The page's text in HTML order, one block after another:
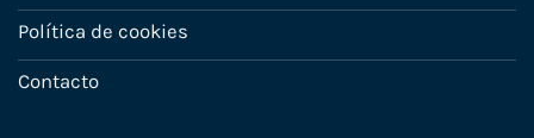
Política de cookies
Contacto